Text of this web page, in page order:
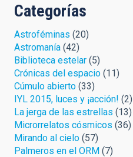
Categorías
Astroféminas (20)
Astromanía (42)
Biblioteca estelar (5)
Crónicas del espacio (11)
Cúmulo abierto (33)
IYL 2015, luces y ¡acción! (2)
La jerga de las estrellas (13)
Microrrelatos cósmicos (36)
Mirando al cielo (57)
Palmeros en el ORM (7)